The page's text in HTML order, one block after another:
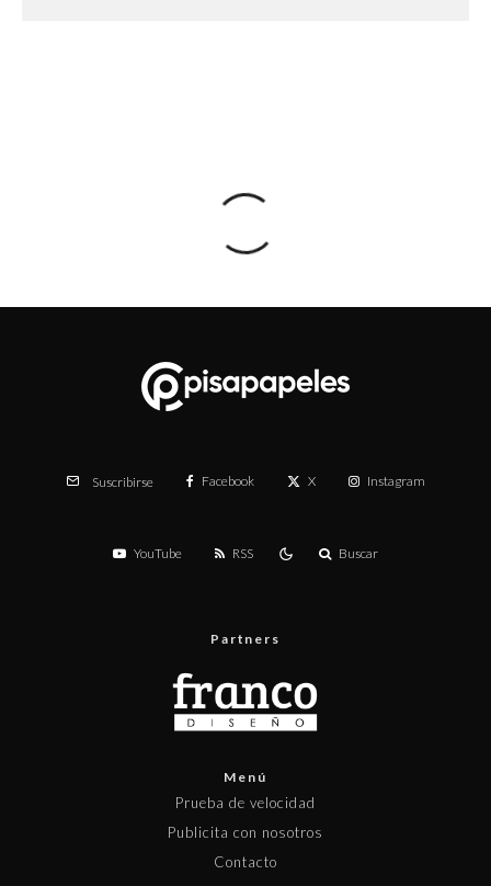
Suscribirse Facebook X Instagram
YouTube RSS Buscar
Partners
Menú
Prueba de velocidad
Publicita con nosotros
Contacto